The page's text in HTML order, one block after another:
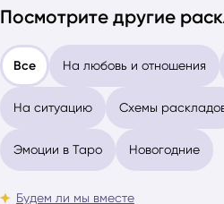
Посмотрите другие
Все На любовь и отношения
На ситуацию Схемы
Эмоции в Таро Новогодние
Будем ли мы вместе